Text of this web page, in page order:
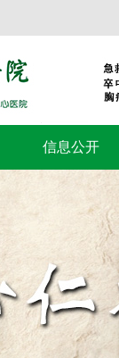
信息公开